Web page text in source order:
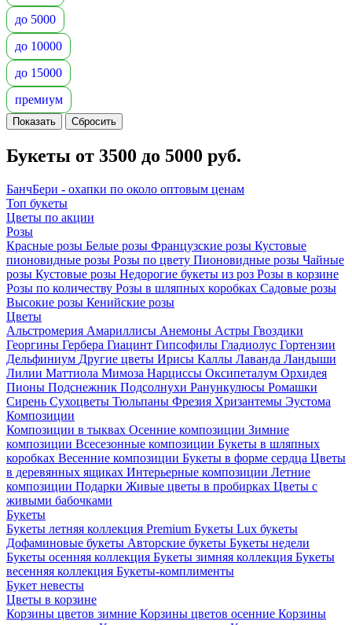
до 5000
до 10000
до 15000
премиум
Букеты от 3500 до 5000 руб.
БанчБери - охапки по около оптовым ценам
Топ букеты
Цветы по акции
Розы
Красные розы Белые розы Французские розы Кустовые
пионовидные розы Розы по цвету Пионовидные розы Чайные
розы Кустовые розы Недорогие букеты из роз Розы в корзине
Розы по количеству Розы в шляпных коробках Садовые розы
Высокие розы Кенийские розы
Цветы
Альстромерия Амариллисы Анемоны Астры Гвоздики
Георгины Гербера Гиацинт Гипсофилы Гладиолус Гортензии
Дельфиниум Другие цветы Ирисы Каллы Лаванда Ландыши
Лилии Маттиола Мимоза Нарциссы Оксипеталум Орхидея
Пионы Подснежник Подсолнухи Ранункулюсы Ромашки
Сирень Сухоцветы Тюльпаны Фрезия Хризантемы Эустома
Композиции
Композиции в тыквах Осенние композиции Зимние
композиции Всесезонные композиции Букеты в шляпных
коробках Весенние композиции Букеты в форме сердца Цветы
в деревянных ящиках Интерьерные композиции Летние
композиции Подарки Живые цветы в пробирках Цветы с
живыми бабочками
Букеты
Букеты летняя коллекция Premium Букеты Lux букеты
Дофаминовые букеты Авторские букеты Букеты недели
Букеты осенняя коллекция Букеты зимняя коллекция Букеты
весенняя коллекция Букеты-комплименты
Букет невесты
Цветы в корзине
Корзины цветов зимние Корзины цветов осенние Корзины